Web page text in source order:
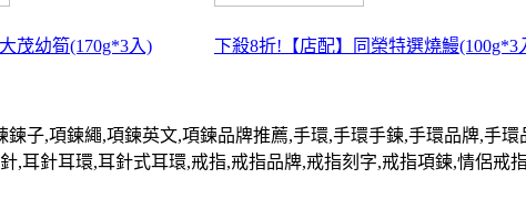
茂幼筍(170g*3入) 下殺8折! 【店配】同榮特選燒鰻(100g*3
鍊子,項鍊繩,項鍊英文,項鍊品牌推薦,手環,手環手鍊,手環品牌,手環
,耳針耳環,耳針式耳環,戒指,戒指品牌,戒指刻字,戒指項鍊,情侶戒